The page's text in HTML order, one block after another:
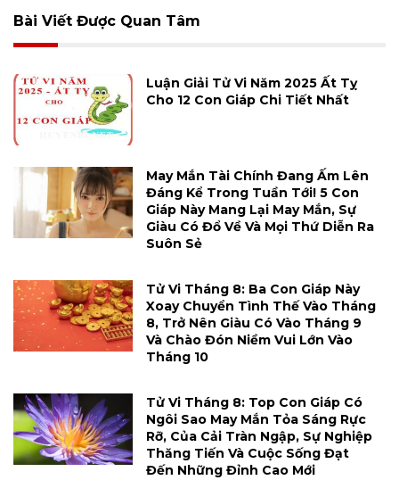
Bài Viết Được Quan Tâm
Luận Giải Tử Vi Năm 2025 Ất Tỵ
Cho 12 Con Giáp Chi Tiết Nhất
May Mắn Tài Chính Đang Ấm Lên
Đáng Kể Trong Tuần Tới! 5 Con
Giáp Này Mang Lại May Mắn, Sự
Giàu Có Đổ Về Và Mọi Thứ Diễn Ra
Suôn Sẻ
Tử Vi Tháng 8: Ba Con Giáp Này
Xoay Chuyển Tình Thế Vào Tháng
8, Trở Nên Giàu Có Vào Tháng 9
Và Chào Đón Niềm Vui Lớn Vào
Tháng 10
Tử Vi Tháng 8: Top Con Giáp Có
Ngôi Sao May Mắn Tỏa Sáng Rực
Rỡ, Của Cải Tràn Ngập, Sự Nghiệp
Thăng Tiến Và Cuộc Sống Đạt
Đến Những Đỉnh Cao Mới